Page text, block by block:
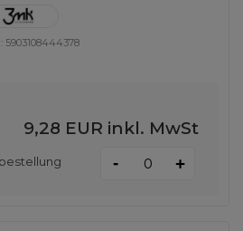
5903108444378
9,28 EUR inkl. MwSt
- +